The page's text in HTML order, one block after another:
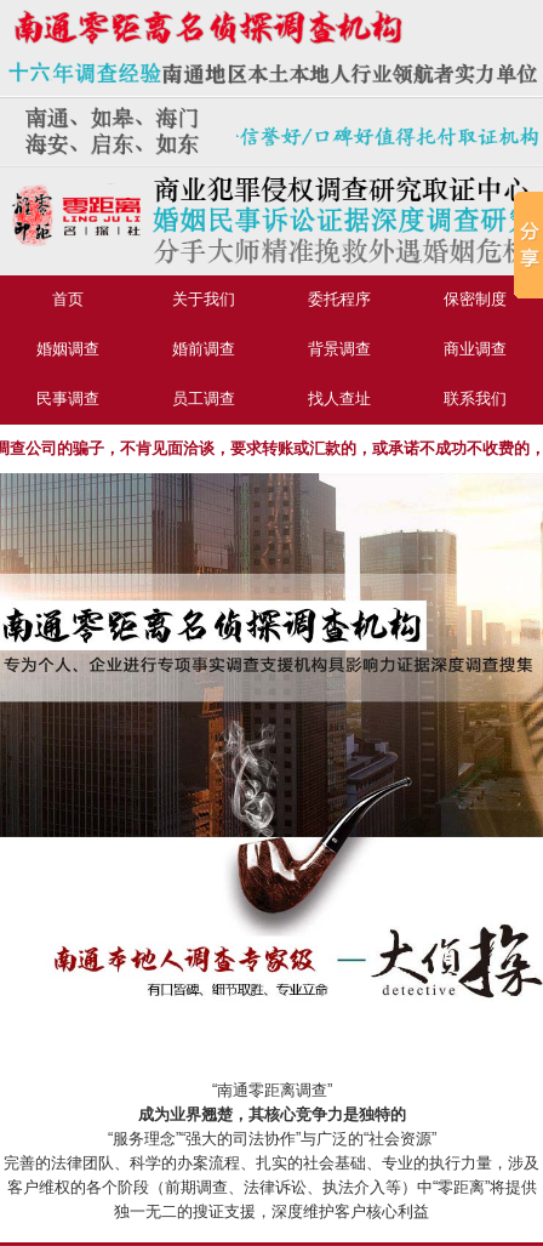
首页 关于我们 委托程序 保密制度
婚姻调查 婚前调查 背景调查 商业调查
民事调查 员工调查 找人查址 联系我们
司的骗子，不肯见面洽谈，要求转账或汇款的，或承诺不成功不收费的，请
“南通零距离调查”
成为业界翘楚，其核心竞争力是独特的
“服务理念”“强大的司法协作”与广泛的“社会资源”
完善的法律团队、科学的办案流程、扎实的社会基础、专业的执行力量，涉及
客户维权的各个阶段（前期调查、法律诉讼、执法介入等）中“零距离”将提供
独一无二的搜证支援，深度维护客户核心利益